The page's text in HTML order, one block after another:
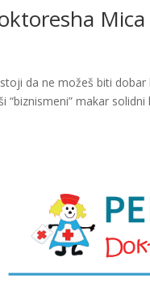
Mica
da ne možeš biti dobar
makar solidni